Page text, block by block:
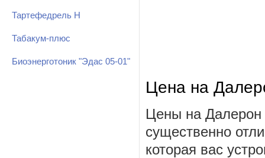
Тартефедрель Н
Табакум-плюс
Биоэнерготоник "Эдас 05-01"
Цена на
Цены на Далерон
существенно
которая вас